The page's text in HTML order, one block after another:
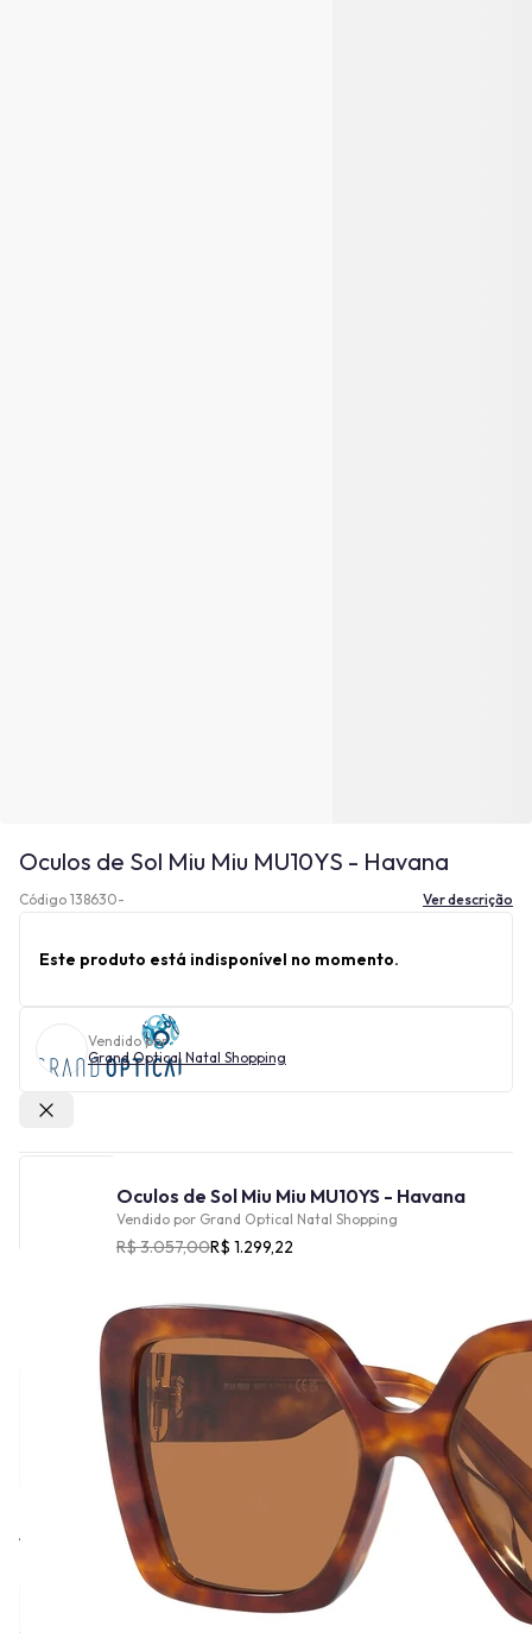
Oculos de Sol Miu Miu MU10YS - Havana
Código 138630- Ver descrição
Este produto está indisponível no momento.
Vendido por
Grand Optical Natal Shopping
Oculos de Sol Miu Miu MU10YS - Havana
Vendido por Grand Optical Natal Shopping
R$ 3.057,00R$ 1.299,22
Tamanho